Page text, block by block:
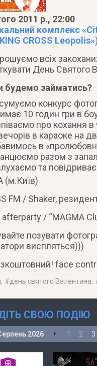
2011 р., 22:00
комплекс
CROSS
всіх
День Святого
будемо займатись?
конкурс
10 годин гри в
про кохання
в караоке на
в
разом з
та
(м.Київ)
FM / Shaker,
/ “MAGMA
позувати
виспляться)))
face
, #день святого Валентина,
СВОЮ ПОДІЮ
2026 1 2 3